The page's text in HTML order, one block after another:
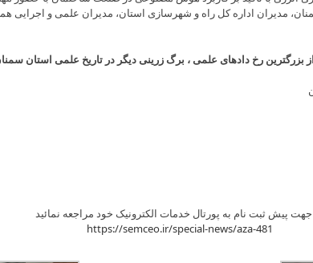
مدیران اداره کل راه و شهرسازی استان، مدیران علمی و اجرایی
بزرگترین رخ دادهای علمی ، برگ زرینی دیگر در تاریخ علمی استان
جهت پیش ثبت نام به پورتال خدمات الکترونیک خود مراجعه نمائید
https://semceo.ir/special-news/aza-481